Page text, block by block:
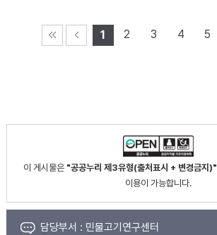
1 2 3 4 5
이 게시물은 "공공누리 제3유형(출처표시 + 변경금지)"
이용이 가능합니다.
담당부서 : 민물고기연구센터